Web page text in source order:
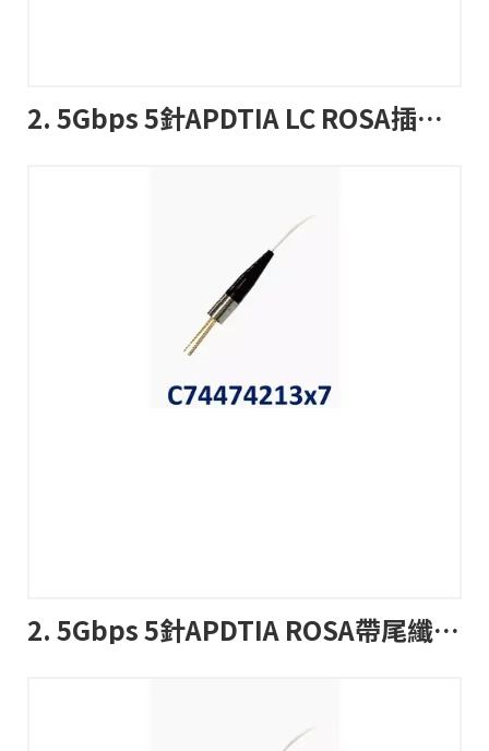
2. 5Gbps 5針APDTIA LC ROSA插座模組
2. 5Gbps 5針APDTIA ROSA帶尾纖MU或MUJ連接器